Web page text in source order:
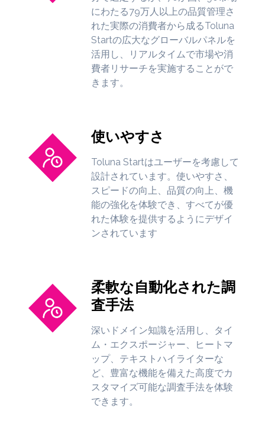
にわたる79万人以上の品質管理さ
れた実際の消費者から成るToluna
Startの広大なグローバルパネルを
活用し、リアルタイムで市場や消
費者リサーチを実施することがで
きます。
使いやすさ
Toluna Startはユーザーを考慮して
設計されています。使いやすさ、
スピードの向上、品質の向上、機
能の強化を体験でき、すべてが優
れた体験を提供するようにデザイ
ンされています
柔軟な自動化された調
査手法
深いドメイン知識を活用し、タイ
ム・エクスポージャー、ヒートマ
ップ、テキストハイライターな
ど、豊富な機能を備えた高度でカ
スタマイズ可能な調査手法を体験
できます。